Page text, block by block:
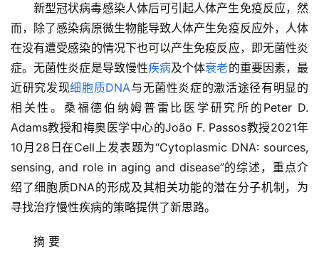
新型冠状病毒感染人体后可引起人体产生免疫反应，然
而，除了感染病原微生物能导致人体产生免疫反应外，人体
在没有遭受感染的情况下也可以产生免疫反应，即无菌性炎
症。无菌性炎症是导致慢性疾病及个体衰老的重要因素，最
近研究发现细胞质DNA与无菌性炎症的激活途径有明显的
相关性。桑福德伯纳姆普雷比医学研究所的Peter D.
Adams教授和梅奥医学中心的João F. Passos教授2021年
10月28日在Cell上发表题为“Cytoplasmic DNA: sources,
sensing, and role in aging and disease”的综述，重点介
绍了细胞质DNA的形成及其相关功能的潜在分子机制，为
寻找治疗慢性疾病的策略提供了新思路。
摘 要